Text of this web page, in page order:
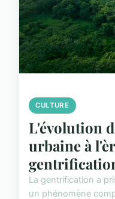
CULTURE
L'évolution
urbaine à
La gentrification a
un phénomène